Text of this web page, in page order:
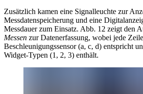
Zusätzlich kamen eine Signalleuchte zur
Messdatenspeicherung und eine
Messdauer zum Einsatz. Abb. 12 zeigt den
Messen zur Datenerfassung, wobei jede
Beschleunigungssensor (a, c, d) entspricht
Widget-Typen (1, 2, 3) enthält.